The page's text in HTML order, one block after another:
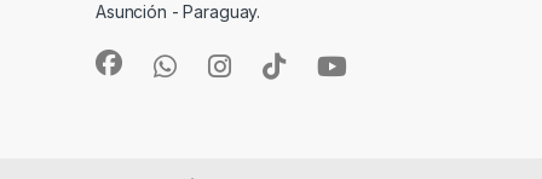
Asunción - Paraguay.